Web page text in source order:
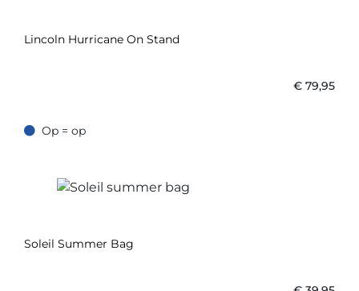
Lincoln Hurricane On Stand
€ 79,95
Op = op
Op = op
Soleil Summer Bag